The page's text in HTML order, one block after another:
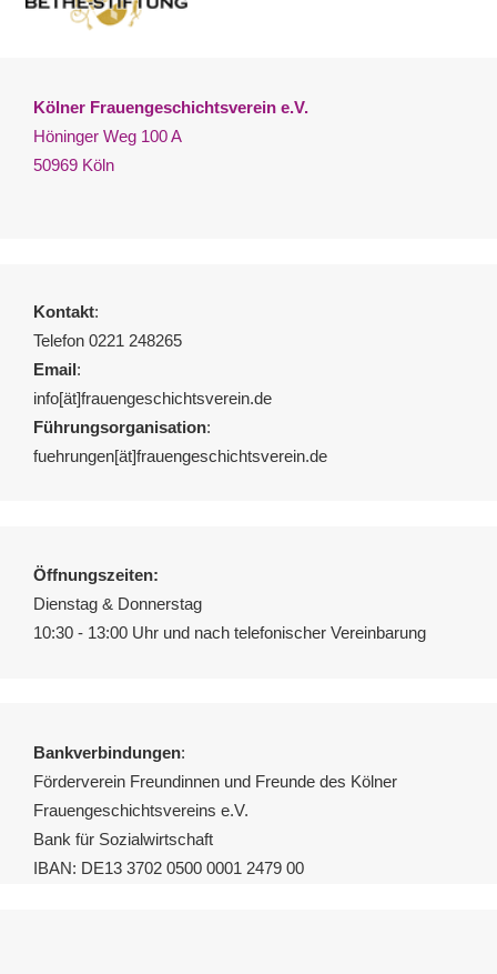
Kölner Frauengeschichtsverein e.V.
Höninger Weg 100 A
50969 Köln
Kontakt:
Telefon 0221 248265
Email:
info[ät]frauengeschichtsverein.de
Führungsorganisation:
fuehrungen[ät]frauengeschichtsverein.de
Öffnungszeiten:
Dienstag & Donnerstag
10:30 - 13:00 Uhr und nach telefonischer Vereinbarung
Bankverbindungen:
Förderverein Freundinnen und Freunde des Kölner
Frauengeschichtsvereins e.V.
Bank für Sozialwirtschaft
IBAN: DE13 3702 0500 0001 2479 00